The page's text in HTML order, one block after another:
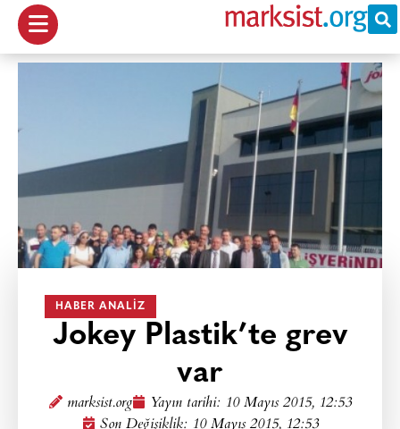
HABER ANALIZ
Jokey Plastik’te grev
var
marksist.org Yayın tarihi: 10 Mayıs 2015, 12:53